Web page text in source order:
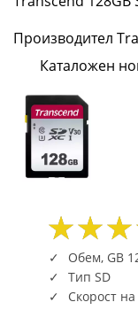
|
Производител
Каталожен
Обем, GB
Тип SD
Скорост